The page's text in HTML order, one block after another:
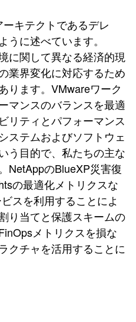
キテクトであるデレ
うに述べています。
に関して異なる経済的現
業界変化に対応するため
ります。VMwareワーク
マンスのバランスを最適
リティとパフォーマンス
ステムおよびソフトウェ
う目的で、私たちの主な
NetAppのBlueXP災害復
の最適化メトリクスな
スを利用することによ
り当てと保護スキームの
メトリクスを損な
クチャを活用することに